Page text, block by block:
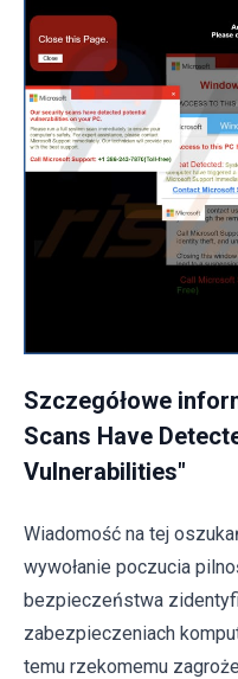
Szczegółowe
Scans Have
Vulnerabilities"
Wiadomość na tej
wywołanie poczucia
bezpieczeństwa
zabezpieczeniach
temu rzekomemu